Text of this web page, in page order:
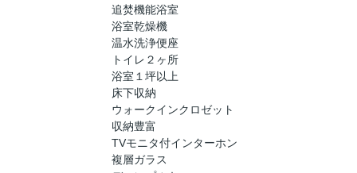
追焚機能浴室
浴室乾燥機
温水洗浄便座
トイレ２ヶ所
浴室１坪以上
床下収納
ウォークインクロゼット
収納豊富
TVモニタ付インターホン
複層ガラス